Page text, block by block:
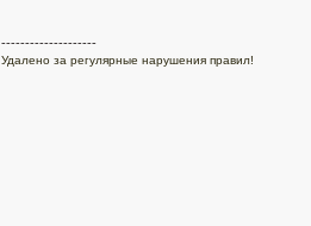
--------------------
Удалено за регулярные нарушения правил!